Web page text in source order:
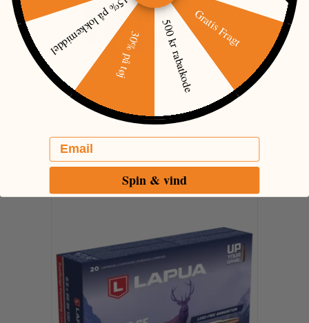
LAPUA 300 WIN MAG NATURALIS 11,0 GR
Gratis Fragt
500 kr rabatkode
30% på tøj
15% på lokkemiddel
Email
Spin & vind